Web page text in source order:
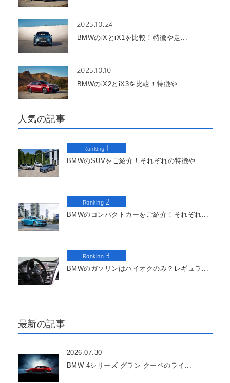
2025.10.24
BMWのiXとiX1を比較！特徴や走...
2025.10.10
BMWのiX2とiX3を比較！特徴や...
人気の記事
Ranking 1
BMWのSUVをご紹介！それぞれの特徴や...
Ranking 2
BMWのコンパクトカーをご紹介！それぞれ...
Ranking 3
BMWのガソリンはハイオクのみ？レギュラ...
最新の記事
2026.07.30
BMW 4シリーズ グラン クーペのライ...